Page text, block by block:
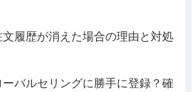
履歴が消えた場合の理由と対処
バルセリングに勝手に登録？確